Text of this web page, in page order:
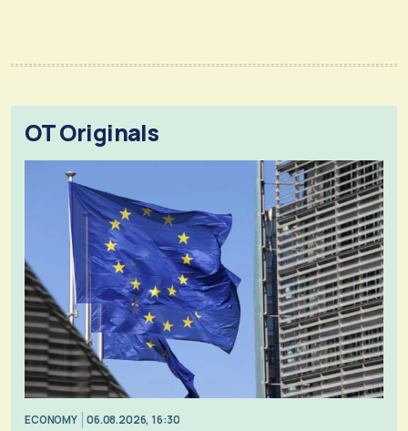
OT Originals
ECONOMY 06.08.2026, 16:30